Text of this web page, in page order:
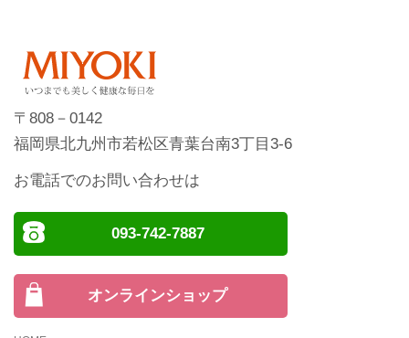
〒808－0142
福岡県北九州市若松区青葉台南3丁目3-6
お電話でのお問い合わせは
093-742-7887
オンラインショップ